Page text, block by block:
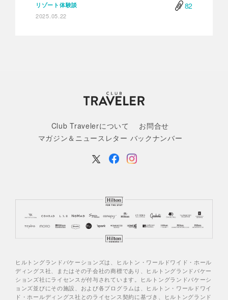
リゾート体験談
2025.05.22
82
Club Travelerについて
お問合せ
マガジン＆ニュースレター バックナンバー
ヒルトングランドバケーションズは、ヒルトン・ワールドワイド・ホール
ディングス社、またはその子会社の商標であり、ヒルトングランドバケー
ションズ社にライセンスが付与されています。ヒルトングランドバケーシ
ョンズ並びにその施設、および各プログラムは、ヒルトン・ワールドワイ
ド・ホールディングス社とのライセンス契約に基づき、ヒルトングランド